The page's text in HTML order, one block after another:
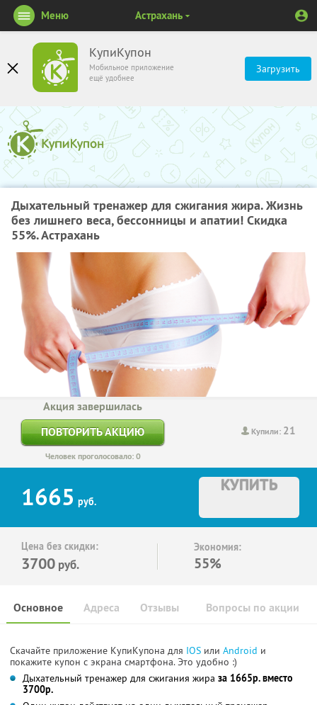
КупиКупон
Мобильное приложение
ещё удобнее
Загрузить
Меню Астрахань
Дыхательный тренажер для сжигания жира. Жизнь
без лишнего веса, бессонницы и апатии! Скидка
55%. Астрахань
Купили: 21
Акция завершилась
ПОВТОРИТЬ АКЦИЮ
Человек проголосовало: 0
1665 руб.
КУПИТЬ
Цена без скидки:
3700 руб.
Экономия:
55%
Основное Отзывы Вопросы по акции
Адреса
Скачайте приложение КупиКупона для IOS или Android и
покажите купон с экрана смартфона. Это удобно :)
Дыхательный тренажер для сжигания жира за 1665р. вместо
3700р.